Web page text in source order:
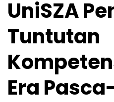
UniSZA
Tuntutan
Era